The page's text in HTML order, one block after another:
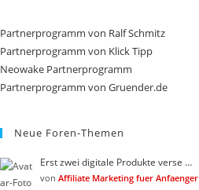
Partnerprogramm von Ralf Schmitz
Partnerprogramm von Klick Tipp
Neowake Partnerprogramm
Partnerprogramm von Gruender.de
Neue Foren-Themen
Erst zwei digitale Produkte verse …
von Affiliate Marketing fuer Anfaenger